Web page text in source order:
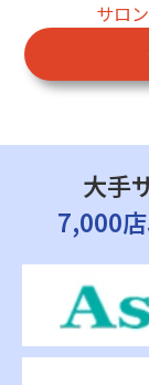
サロ
大手
7,000